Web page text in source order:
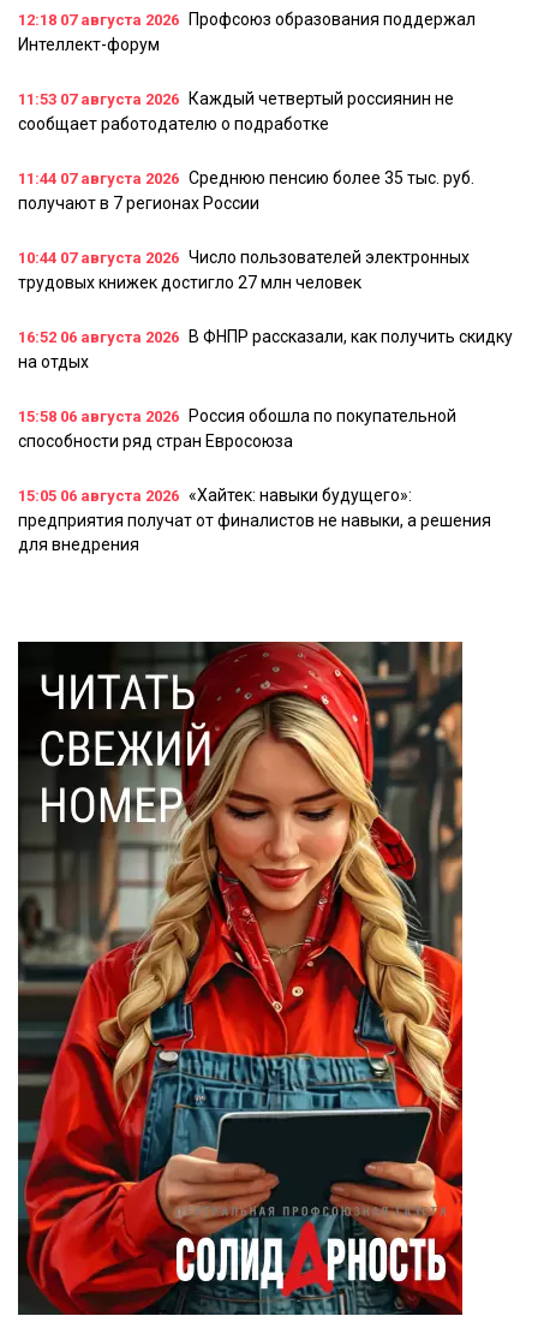
12:18 07 августа 2026
Профсоюз образования поддержал
Интеллект-форум
11:53 07 августа 2026
Каждый четвертый россиянин не
сообщает работодателю о подработке
11:44 07 августа 2026 Среднюю пенсию более 35 тыс. руб.
получают в 7 регионах России
10:44 07 августа 2026 Число пользователей электронных
трудовых книжек достигло 27 млн человек
16:52 06 августа 2026
В ФНПР рассказали, как получить скидку
на отдых
15:58 06 августа 2026
Россия обошла по покупательной
способности ряд стран Евросоюза
15:05 06 августа 2026 «Хайтек: навыки будущего»:
предприятия получат от финалистов не навыки, а решения
для внедрения